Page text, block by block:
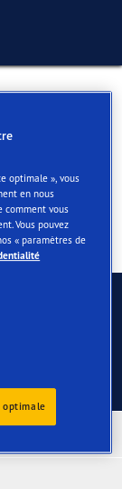
optimale », vous
en nous
comment vous
Vous pouvez
« paramètres de
optimale